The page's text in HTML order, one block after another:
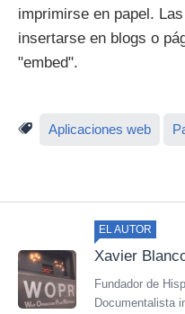
imprimirse en papel.
insertarse en blogs o
"embed".
Aplicaciones web
EL AUTOR
Xavier
Fundador de
Documentalista